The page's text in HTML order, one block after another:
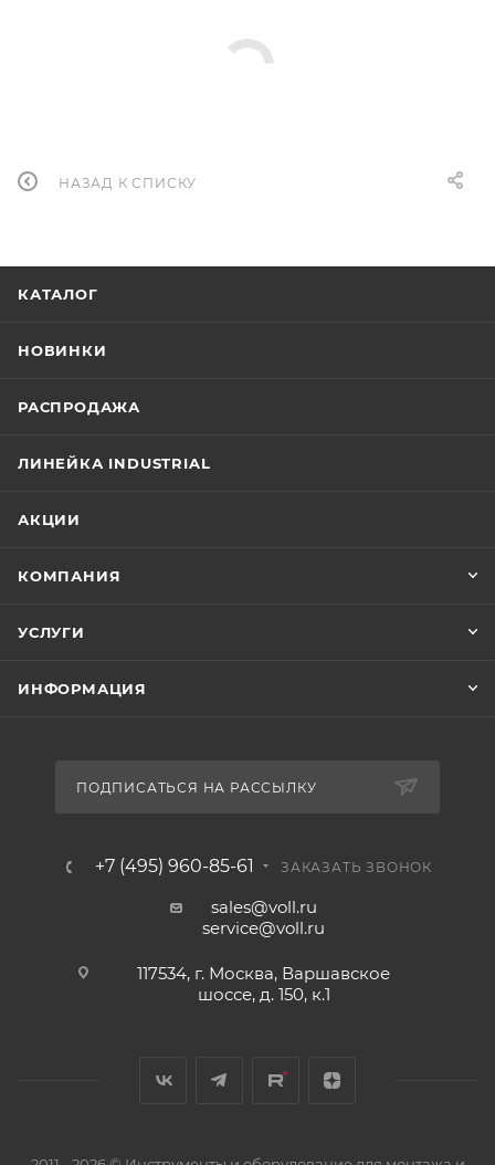
НАЗАД К СПИСКУ
КАТАЛОГ
НОВИНКИ
РАСПРОДАЖА
ЛИНЕЙКА INDUSTRIAL
АКЦИИ
КОМПАНИЯ
УСЛУГИ
ИНФОРМАЦИЯ
ПОДПИСАТЬСЯ НА РАССЫЛКУ
+7 (495) 960-85-61 ЗАКАЗАТЬ ЗВОНОК
sales@voll.ru
service@voll.ru
117534, г. Москва, Варшавское
шоссе, д. 150, к.1